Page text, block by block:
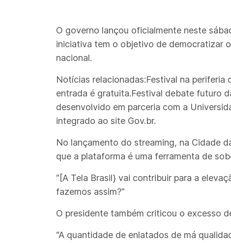
O governo lançou oficialmente neste
iniciativa tem o objetivo de democratizar
nacional.
Notícias relacionadas:Festival na
entrada é gratuita.Festival debate futuro
desenvolvido em parceria com a
integrado ao site Gov.br.
No lançamento do streaming, na Cidade
que a plataforma é uma ferramenta de
“[A Tela Brasil} vai contribuir para a
fazemos assim?"
O presidente também criticou o excesso
“A quantidade de enlatados de má